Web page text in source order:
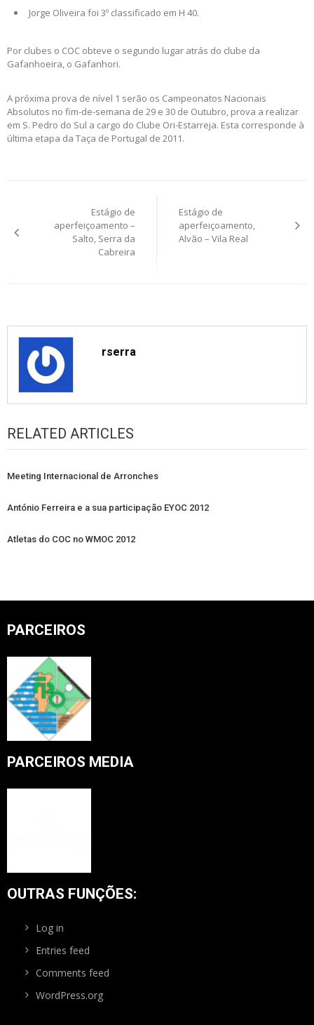
Jorge Oliveira foi 3º classificado em H 40.
Por clubes o COC obteve o segundo lugar atrás do clube da
Gafanhoeira, o Gafanhori.
A próxima prova de nível 1 serão os Campeonatos Nacionais
Absolutos no fim-de-semana de 29 e 30 de Outubro, prova a realizar
em S. Pedro do Sul a cargo do Clube Ori-Estarreja. Esta corresponde à
última etapa da Taça de Portugal de 2011.
navigation
Estágio de
aperfeiçoamento –
Salto, Serra da
Cabreira
Estágio de
aperfeiçoamento,
Alvão – Vila Real
rserra
RELATED ARTICLES
Meeting Internacional de Arronches
António Ferreira e a sua participação EYOC 2012
Atletas do COC no WMOC 2012
PARCEIROS
PARCEIROS MEDIA
OUTRAS FUNÇÕES:
Log in
Entries feed
Comments feed
WordPress.org